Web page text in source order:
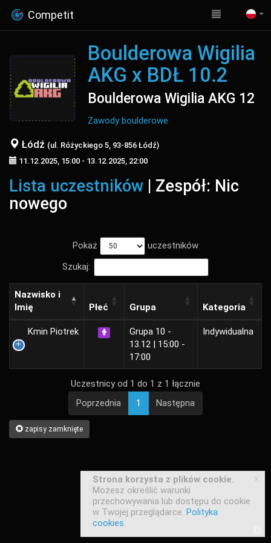
Competit
Boulderowa Wigilia
AKG x BDŁ 10.2
Boulderowa Wigilia AKG 12
Zawody boulderowe
Łódź (ul. Różyckiego 5, 93-856 Łódź)
11.12.2025, 15:00 - 13.12.2025, 22:00
Lista uczestników | Zespół: Nic
nowego
Pokaż
uczestników
Szukaj:
Nazwisko i
Imię
Płeć Grupa Kategoria
Kmin Piotrek
Grupa 10 -
13.12 | 15:00 -
17:00
Indywidualna
Uczestnicy od 1 do 1 z 1 łącznie
Poprzednia
1 Następna
zapisy zamknięte
Strona korzysta z plików cookie.
Możesz określić warunki
przechowywania lub dostępu do cookie
w Twojej przeglądarce. Polityka
cookies.
x